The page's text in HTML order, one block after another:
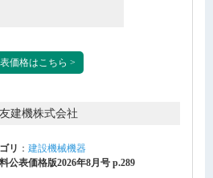
価格はこちら >
建機株式会社
リ ： 建設機械機器
公表価格版2026年8月号 p.289